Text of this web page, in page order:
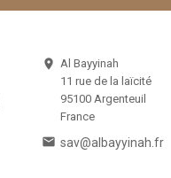
 Al Bayyinah
11 rue de la laïcité
95100 Argenteuil
France
 sav@albayyinah.fr